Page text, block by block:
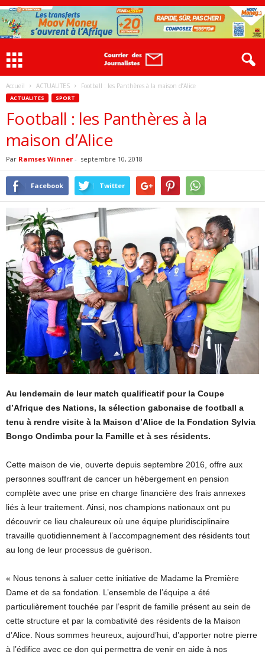
Accueil ACTUALITES Football : les Panthères à la maison d’Alice
ACTUALITES SPORT
Football : les Panthères à la
maison d’Alice
Par Ramses Winner - septembre 10, 2018
Facebook Twitter
Au lendemain de leur match qualificatif pour la Coupe
d’Afrique des Nations, la sélection gabonaise de football a
tenu à rendre visite à la Maison d’Alice de la Fondation Sylvia
Bongo Ondimba pour la Famille et à ses résidents.
Cette maison de vie, ouverte depuis septembre 2016, offre aux
personnes souffrant de cancer un hébergement en pension
complète avec une prise en charge financière des frais annexes
liés à leur traitement. Ainsi, nos champions nationaux ont pu
découvrir ce lieu chaleureux où une équipe pluridisciplinaire
travaille quotidiennement à l’accompagnement des résidents tout
au long de leur processus de guérison.
« Nous tenons à saluer cette initiative de Madame la Première
Dame et de sa fondation. L’ensemble de l’équipe a été
particulièrement touchée par l’esprit de famille présent au sein de
cette structure et par la combativité des résidents de la Maison
d’Alice. Nous sommes heureux, aujourd’hui, d’apporter notre pierre
à l’édifice avec ce don qui permettra de venir en aide à nos